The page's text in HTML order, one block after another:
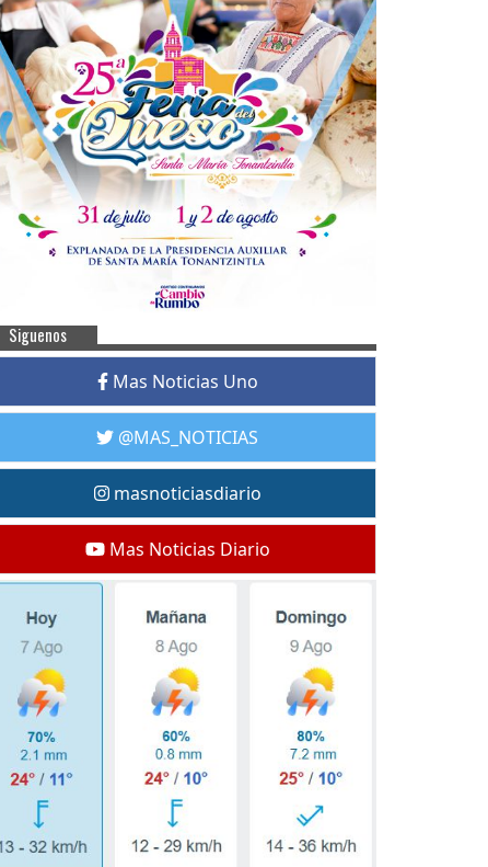
Siguenos
Mas Noticias Uno
@MAS_NOTICIAS
masnoticiasdiario
Mas Noticias Diario